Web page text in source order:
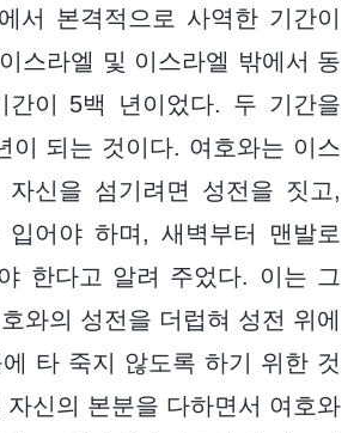
서 본격적으로 사역한 기간이
스라엘 및 이스라엘 밖에서 동
간이 5백 년이었다. 두 기간을
이 되는 것이다. 여호와는 이스
자신을 섬기려면 성전을 짓고,
어야 하며, 새벽부터 맨발로
한다고 알려 주었다. 이는 그
와의 성전을 더럽혀 성전 위에
타 죽지 않도록 하기 위한 것
자신의 본분을 다하면서 여호와